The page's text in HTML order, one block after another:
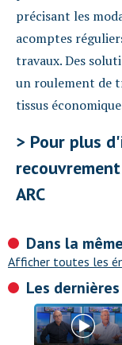
précisant les
acomptes
travaux. Des
un roulement de
tissus
> Pour plus
ARC
Dans la
Afficher toutes les
Les